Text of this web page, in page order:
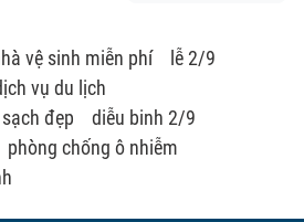
vệ sinh miễn phí
lễ 2/9
vụ du lịch
đẹp
diễu binh 2/9
phòng chống ô nhiễm